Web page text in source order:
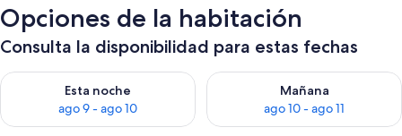
Opciones de la habitación
Consulta la disponibilidad para estas fechas
Esta noche
ago 9 - ago 10
Consulta la disponibilidad para esta noche, ago 9 - ago 10
Mañana
ago 10 - ago 11
Consulta la disponibilidad